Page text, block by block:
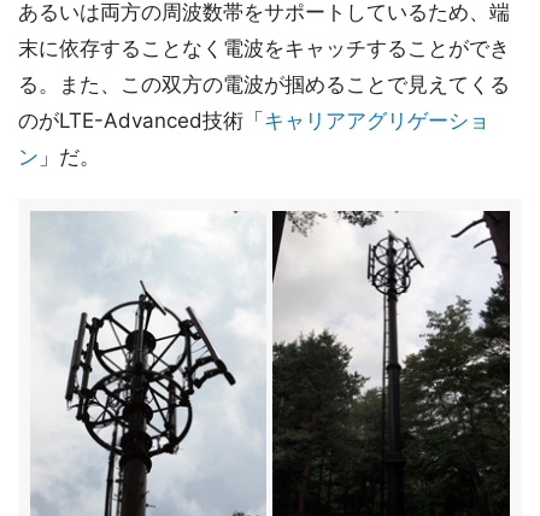
あるいは両方の周波数帯をサポートしているため、端
末に依存することなく電波をキャッチすることができ
る。また、この双方の電波が掴めることで見えてくる
のがLTE-Advanced技術「 キャリアアグリゲーショ
ン 」だ。